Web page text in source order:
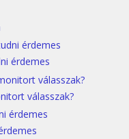
érdemes
válasszak?